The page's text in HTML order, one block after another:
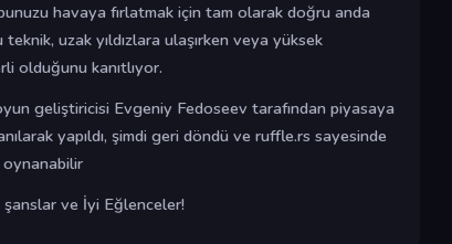
havaya fırlatmak için tam olarak doğru anda
teknik, uzak yıldızlara ulaşırken veya yüksek
olduğunu kanıtlıyor.
geliştiricisi Evgeniy Fedoseev tarafından piyasaya
yapıldı, şimdi geri döndü ve ruffle.rs sayesinde
oynanabilir
ve İyi Eğlenceler!